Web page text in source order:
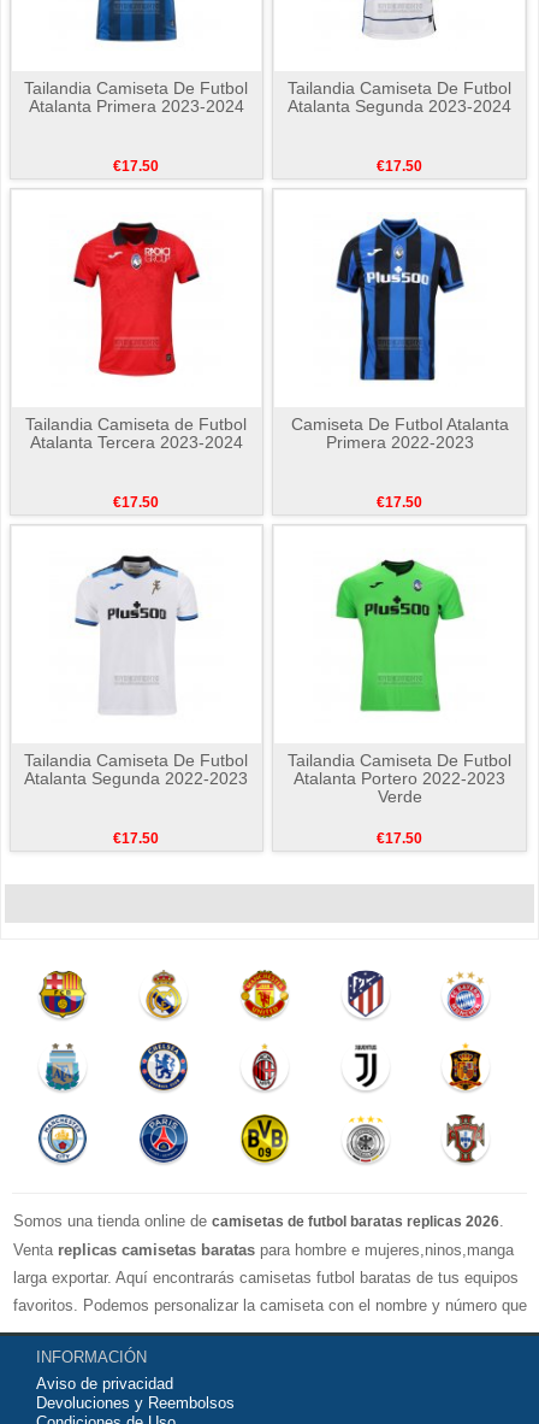
Tailandia Camiseta De Futbol
Atalanta Primera 2023-2024
€17.50
Tailandia Camiseta De Futbol
Atalanta Segunda 2023-2024
€17.50
Tailandia Camiseta de Futbol
Atalanta Tercera 2023-2024
€17.50
Camiseta De Futbol Atalanta
Primera 2022-2023
€17.50
Tailandia Camiseta De Futbol
Atalanta Segunda 2022-2023
€17.50
Tailandia Camiseta De Futbol
Atalanta Portero 2022-2023
Verde
€17.50
Somos una tienda online de camisetas de futbol baratas replicas 2026
Venta replicas camisetas baratas para hombre e mujeres,ninos,manga
larga exportar. Aquí encontrarás camisetas futbol baratas de tus equipos
favoritos. Podemos personalizar la camiseta con el nombre y número que
quieras. Nuestrascamisetas de futbol replicasson de máxima calidad
tailandesa por lo que estamos convencidos que quedarás muy satisfecho
con ella. Estas camisetas tienen un tejido transpirable por lo que te
servirán para jugar al fútbol o simplemente para animar a tu equipo
INFORMACIÓN
Aviso de privacidad
Devoluciones y Reembolsos